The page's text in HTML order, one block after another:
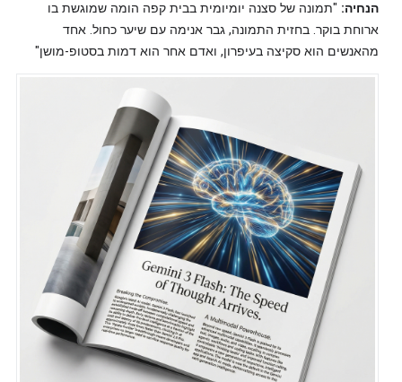
הנחיה: "תמונה של סצנה יומיומית בבית קפה הומה שמוגשת בו
ארוחת בוקר. בחזית התמונה, גבר אנימה עם שיער כחול. אחד
מהאנשים הוא סקיצה בעיפרון, ואדם אחר הוא דמות בסטופ-מושן"